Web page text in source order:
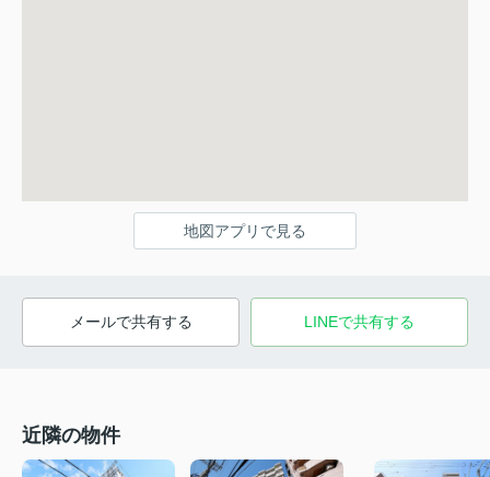
地図アプリで見る
メールで共有する LINEで共有する
近隣の物件